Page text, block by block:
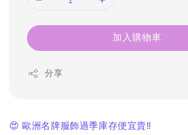
加入購物車
分享
😍 歐洲名牌服飾過季庫存便宜賣‼️